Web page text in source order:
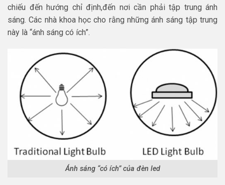
chiếu đến hướng chỉ định,đến nơi cần phải tập trung ánh
sáng. Các nhà khoa học cho rằng những ánh sáng tập trung
này là “ánh sáng có ích”.
Ánh sáng “có ích” của đèn led